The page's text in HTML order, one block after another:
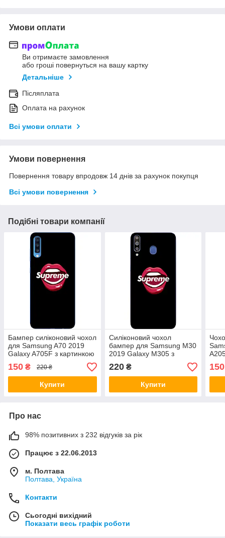
Умови оплати
Ви отримаєте замовлення
або гроші повернуться на вашу картку
Детальніше
Післяплата
Оплата на рахунок
Всі умови оплати
Умови повернення
Повернення товару впродовж 14 днів за рахунок покупця
Всі умови повернення
Подібні товари компанії
Бампер силіконовий чохол
для Samsung A70 2019
Galaxy A705F з картинкою
150 ₴ 220 ₴
Купити
Силіконовий чохол
бампер для Samsung M30
2019 Galaxy M305 з
картинкою Губи Supreme
220₴
Купити
150
Про нас
98% позитивних з 232 відгуків за рік
Працює з 22.06.2013
м. Полтава
Полтава, Україна
Контакти
Сьогодні вихідний
Показати весь графік роботи